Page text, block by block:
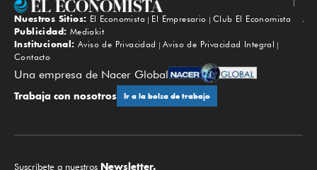
Subir
Nuestros Sitios: El Economista El Empresario
Club El Economista
Publicidad: Mediakit
Institucional: Aviso de Privacidad
Aviso de Privacidad Integral
Contacto
Una empresa de Nacer Global
Trabaja con nosotros Ir a la bolsa de trabajo
Suscríbete a nuestros Newsletter.